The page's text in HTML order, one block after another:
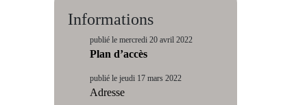
Informations
publié le mercredi 20 avril 2022
Plan d’accès
publié le jeudi 17 mars 2022
Adresse